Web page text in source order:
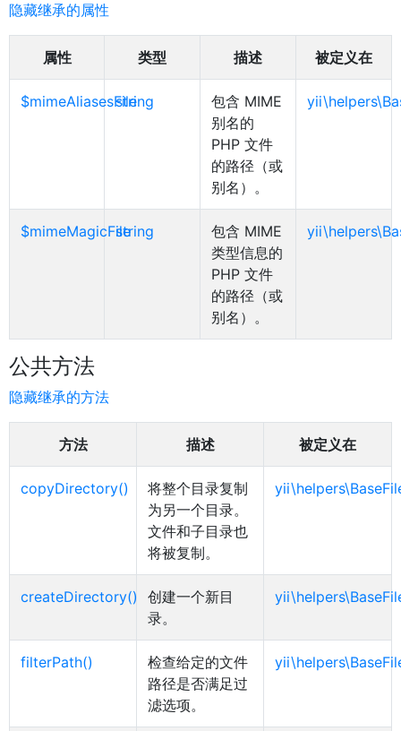
隐藏继承的属性
属性 类型 描述 被定义在
$mimeAliasesFile
string
包含 MIME
别名的
PHP 文件
的路径（或
别名）。
$mimeMagicFilestring
包含 MIME
类型信息的
PHP 文件
的路径（或
别名）。
公共方法
隐藏继承的方法
方法 描述 被定义在
copyDirectory()
将整个目录复制
为另一个目录。
文件和子目录也
将被复制。
createDirectory()
创建一个新目
录。
filterPath()
检查给定的文件
路径是否满足过
滤选项。